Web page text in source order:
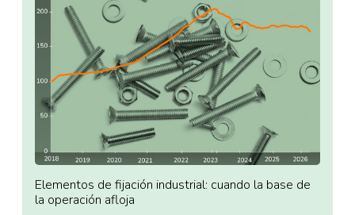
Elementos de fijación industrial: cuando la base de
la operación afloja